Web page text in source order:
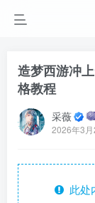
造梦西游冲
格教程
采薇
2026年3
此处